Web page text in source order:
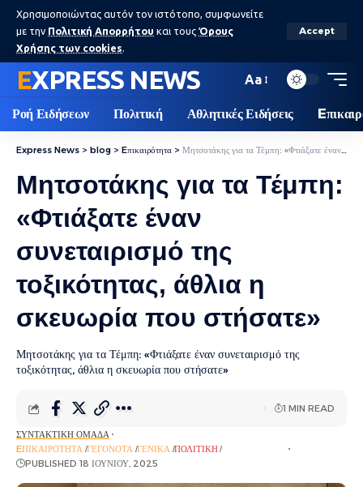
Χρησιμοποιώντας αυτόν τον ιστότοπο, συμφωνείτε
με την Πολιτική Απορρήτου και τους Όρους
Χρήσης των cookies.
Accept
EXPRESS NEWS Aa
Ροή Ειδήσεων Πολιτική Αθλητικές Ειδήσεις
Express News > blog > Eπικαιρότητα > Μητσοτάκης για τα Τέμπη: «Φτιάξατε έναν συνεταιρισμό της τοξικότητας, άθλια η σκευωρία που στήσατε»
Μητσοτάκης για τα Τέμπη:
«Φτιάξατε έναν
συνεταιρισμό της
τοξικότητας, άθλια η
σκευωρία που στήσατε»
Μητσοτάκης για τα Τέμπη: «Φτιάξατε έναν συνεταιρισμό της
τοξικότητας, άθλια η σκευωρία που στήσατε»
ΣΥΝΤΑΚΤΙΚΉ ΟΜΆΔΑ
EΠΙΚΑΙΡΌΤΗΤΑ ΓΕΓΟΝΌΤΑ ΓΕΝΙΚΆ ΠΟΛΙΤΙΚΉ ΡΟΉ ΕΙΔΉΣΕΩΝ
PUBLISHED 18 ΙΟΥΝΊΟΥ, 2025
1 MIN READ